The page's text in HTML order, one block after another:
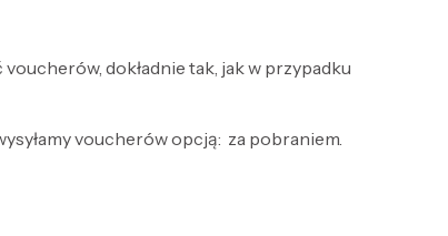
dokładnie tak, jak w przypadku
voucherów opcją: za pobraniem.